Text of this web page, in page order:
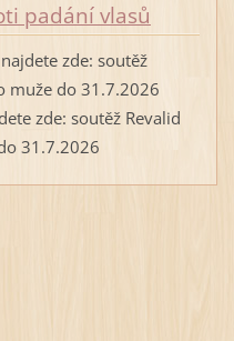
padání vlasů
zde: soutěž
muže do 31.7.2026
zde: soutěž Revalid
31.7.2026